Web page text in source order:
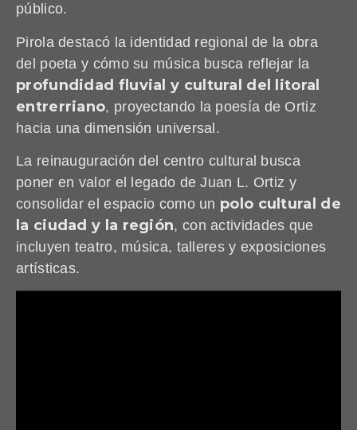
público.
Pirola destacó la identidad regional de la obra
del poeta y cómo su música busca reflejar la
profundidad fluvial y cultural del litoral
entrerriano, proyectando la poesía de Ortiz
hacia una dimensión universal.
La reinauguración del centro cultural busca
poner en valor el legado de Juan L. Ortiz y
consolidar el espacio como un polo cultural de
la ciudad y la región, con actividades que
incluyen teatro, música, talleres y exposiciones
artísticas.